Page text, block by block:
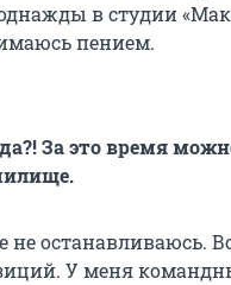
однажды в студии
пением.
За это время
не останавливаюсь.
У меня